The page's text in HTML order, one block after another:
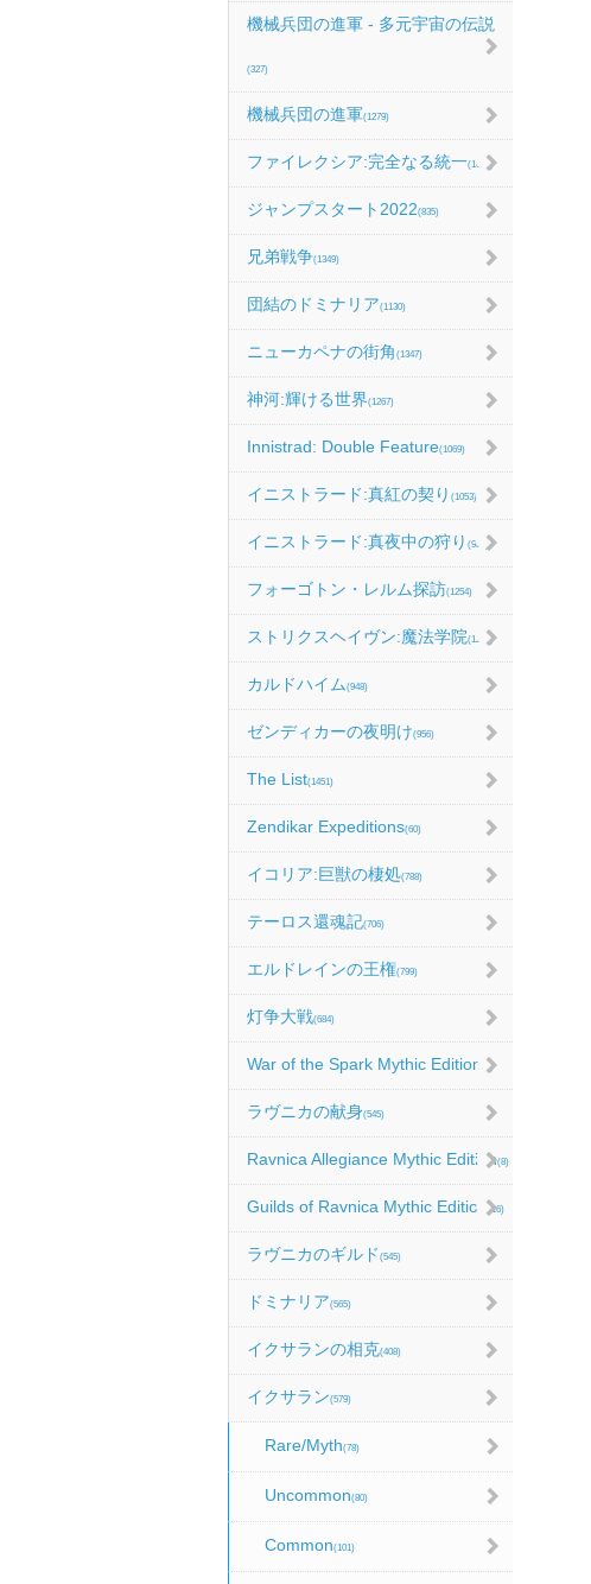
機械兵団の進軍 - 多元宇宙の伝説
(327)
機械兵団の進軍(1279)
ファイレクシア:完全なる統一(1067)
ジャンプスタート2022(835)
兄弟戦争(1349)
団結のドミナリア(1130)
ニューカペナの街角 (1347)
神河:輝ける世界(1267)
Innistrad: Double Feature(1069)
イニストラード:真紅の契り (1053)
イニストラード:真夜中の狩り (986)
フォーゴトン・レルム探訪(1254)
ストリクスヘイヴン:魔法学院(1214)
カルドハイム (948)
ゼンディカーの夜明け(956)
The List(1451)
Zendikar Expeditions(60)
イコリア:巨獣の棲処(788)
テーロス還魂記(706)
エルドレインの王権(799)
灯争大戦(684)
War of the Spark Mythic Edition (9)
ラヴニカの献身(545)
Ravnica Allegiance Mythic Edition(8)
Guilds of Ravnica Mythic Edition(16)
ラヴニカのギルド (545)
ドミナリア(565)
イクサランの相克(408)
イクサラン(579)
Rare/Myth(78)
Uncommon(80)
Common(101)